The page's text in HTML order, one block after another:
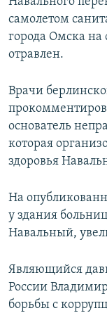
самолетом
города Омска на
отравлен.
Врачи
основатель
которая
здоровья
На
у здания
Навальный,
Являющийся
России
борьбы с